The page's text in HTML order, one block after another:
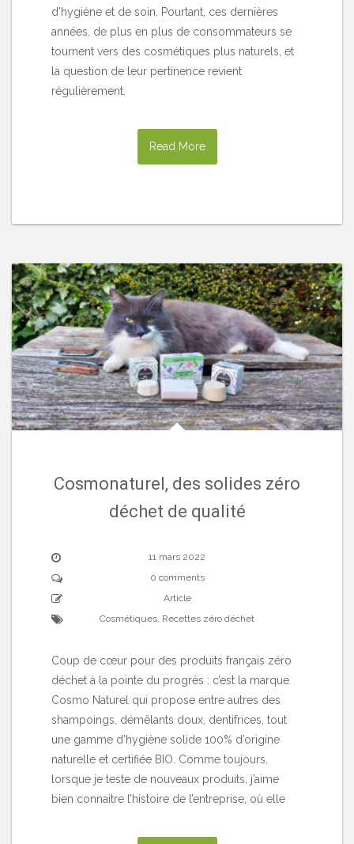
d’hygiène et de soin. Pourtant, ces dernières
années, de plus en plus de consommateurs se
tournent vers des cosmétiques plus naturels, et
la question de leur pertinence revient
régulièrement.
Read More
Cosmonaturel, des solides zéro
déchet de qualité
11 mars 2022
0 comments
Article
Cosmétiques, Recettes zéro déchet
Coup de cœur pour des produits français zéro
déchet à la pointe du progrès : c’est la marque
Cosmo Naturel qui propose entre autres des
shampoings, démêlants doux, dentifrices, tout
une gamme d’hygiène solide 100% d’origine
naturelle et certifiée BIO. Comme toujours,
lorsque je teste de nouveaux produits, j’aime
bien connaitre l’histoire de l’entreprise, où elle